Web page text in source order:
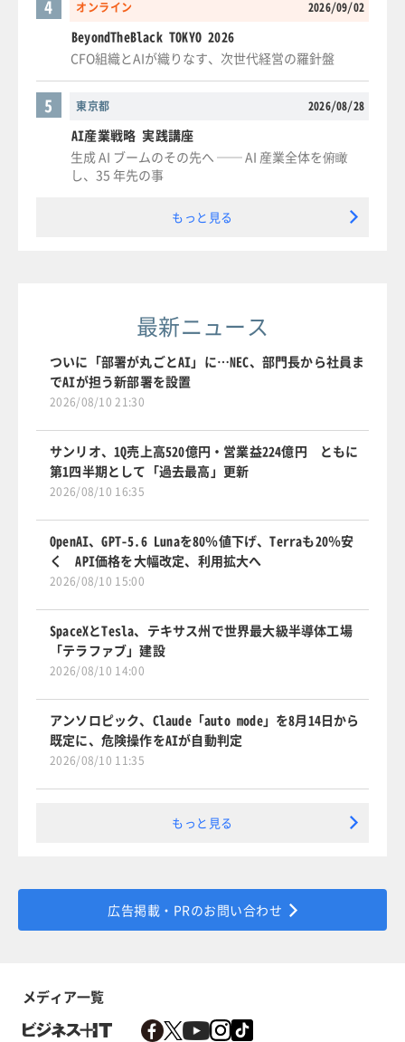
オンライン 2026/09/02
4
BeyondTheBlack TOKYO 2026
CFO組織とAIが織りなす、次世代経営の羅針盤
東京都 2026/08/28
5
AI産業戦略 実践講座
生成 AI ブームのその先へ ── AI 産業全体を俯瞰
し、35 年先の事
もっと見る
最新ニュース
ついに「部署が丸ごとAI」に…NEC、部門長から社員ま
でAIが担う新部署を設置
2026/08/10 21:30
サンリオ、1Q売上高520億円・営業益224億円 ともに
第1四半期として「過去最高」更新
2026/08/10 16:35
OpenAI、GPT-5.6 Lunaを80％値下げ、Terraも20％安
く API価格を大幅改定、利用拡大へ
2026/08/10 15:00
SpaceXとTesla、テキサス州で世界最大級半導体工場
「テラファブ」建設
2026/08/10 14:00
アンソロピック、Claude「auto mode」を8月14日から
既定に、危険操作をAIが自動判定
2026/08/10 11:35
もっと見る
広告掲載・PRのお問い合わせ
メディア一覧